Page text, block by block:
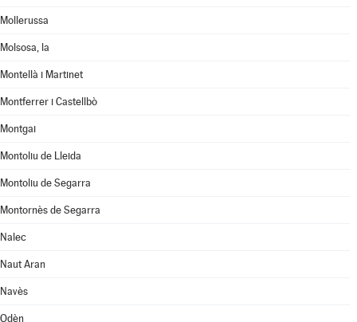
Mollerussa
Molsosa, la
Montellà i Martinet
Montferrer i Castellbò
Montgai
Montoliu de Lleida
Montoliu de Segarra
Montornès de Segarra
Nalec
Naut Aran
Navès
Odèn